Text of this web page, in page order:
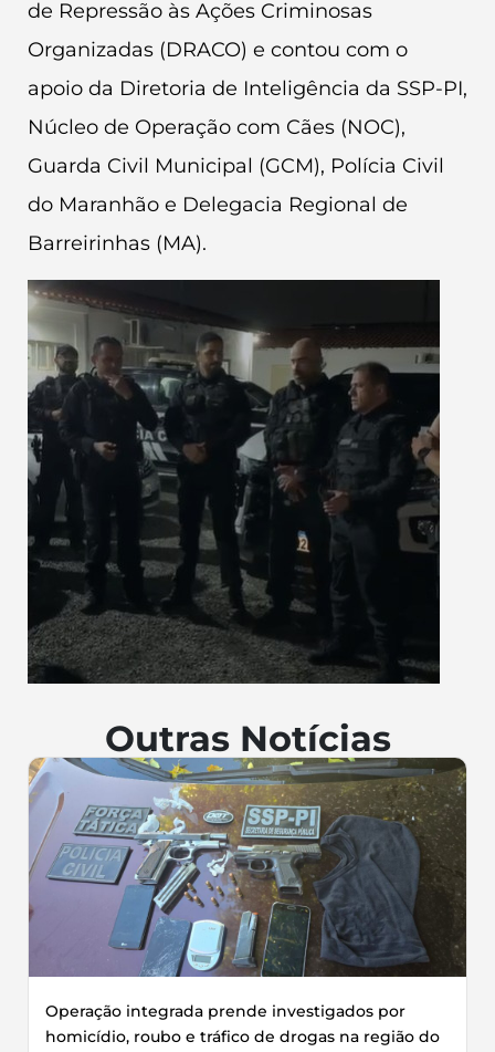
de Repressão às Ações Criminosas
Organizadas (DRACO) e contou com o
apoio da Diretoria de Inteligência da SSP-PI,
Núcleo de Operação com Cães (NOC),
Guarda Civil Municipal (GCM), Polícia Civil
do Maranhão e Delegacia Regional de
Barreirinhas (MA).
Outras Notícias
Operação integrada prende investigados por
homicídio, roubo e tráfico de drogas na região do